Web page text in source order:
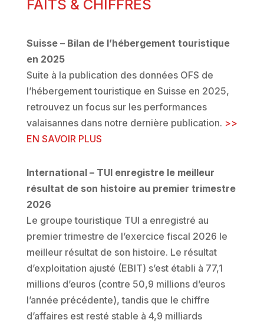
FAITS & CHIFFRES
Suisse – Bilan de l’hébergement touristique
en 2025
Suite à la publication des données OFS de
l’hébergement touristique en Suisse en 2025,
retrouvez un focus sur les performances
valaisannes dans notre dernière publication. >>
EN SAVOIR PLUS
International – TUI enregistre le meilleur
résultat de son histoire au premier trimestre
2026
Le groupe touristique TUI a enregistré au
premier trimestre de l’exercice fiscal 2026 le
meilleur résultat de son histoire. Le résultat
d’exploitation ajusté (EBIT) s’est établi à 77,1
millions d’euros (contre 50,9 millions d’euros
l’année précédente), tandis que le chiffre
d’affaires est resté stable à 4,9 milliards